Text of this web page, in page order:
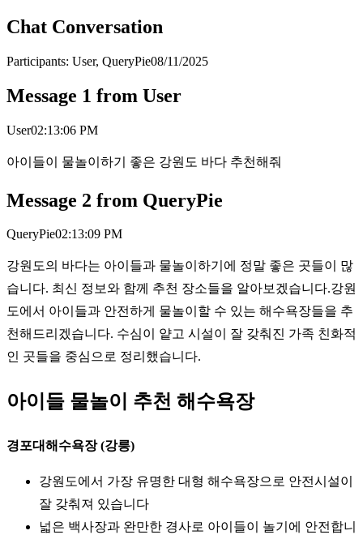
Chat Conversation
Participants: User, QueryPie08/11/2025
Message 1 from User
User02:13:06 PM
아이들이 물놀이하기 좋은 강원도 바다 추천해줘
Message 2 from QueryPie
QueryPie02:13:09 PM
강원도의 바다는 아이들과 물놀이하기에 정말 좋은 곳들이 많
습니다. 최신 정보와 함께 추천 장소들을 알아보겠습니다.강원
도에서 아이들과 안전하게 물놀이할 수 있는 해수욕장들을 추
천해드리겠습니다. 수심이 얕고 시설이 잘 갖춰진 가족 친화적
인 곳들을 중심으로 정리했습니다.
아이들 물놀이 추천 해수욕장
경포대해수욕장 (강릉)
강원도에서 가장 유명한 대형 해수욕장으로 안전시설이
잘 갖춰져 있습니다
넓은 백사장과 완만한 경사로 아이들이 놀기에 안전합니